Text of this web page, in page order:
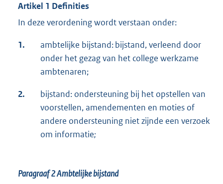
Artikel 1 Definities
In deze verordening wordt verstaan onder:
1.
ambtelijke bijstand: bijstand, verleend door
onder het gezag van het college werkzame
ambtenaren;
2.
bijstand: ondersteuning bij het opstellen van
voorstellen, amendementen en moties of
andere ondersteuning niet zijnde een verzoek
om informatie;
Paragraaf 2Ambtelijke bijstand